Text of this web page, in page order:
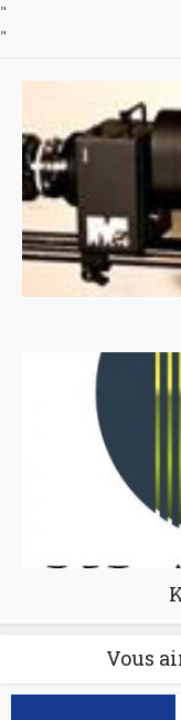
"
"
Vous